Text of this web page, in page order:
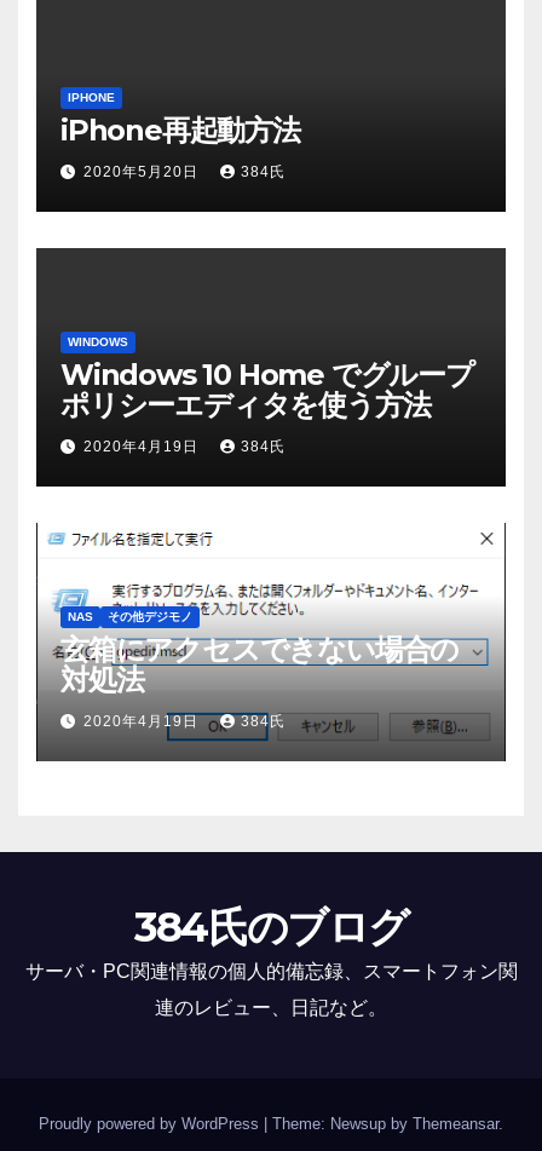
IPHONE
iPhone再起動方法
2020年5月20日 384氏
WINDOWS
Windows 10 Home でグループ
ポリシーエディタを使う方法
2020年4月19日 384氏
NAS その他デジモノ
玄箱にアクセスできない場合の
対処法
2020年4月19日 384氏
384氏のブログ
サーバ・PC関連情報の個人的備忘録、スマートフォン関
連のレビュー、日記など。
Proudly powered by WordPress Theme: Newsup by Themeansar.